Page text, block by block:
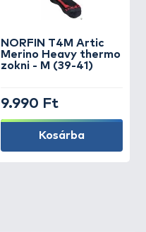
NORFIN T4M Artic
Merino Heavy thermo
zokni - M (39-41)
9.990 Ft
Kosárba